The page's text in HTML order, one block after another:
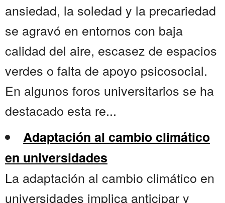
ansiedad, la soledad y la precariedad
se agravó en entornos con baja
calidad del aire, escasez de espacios
verdes o falta de apoyo psicosocial.
En algunos foros universitarios se ha
destacado esta re...
Adaptación al cambio climático
en universidades
La adaptación al cambio climático en
universidades implica anticipar y